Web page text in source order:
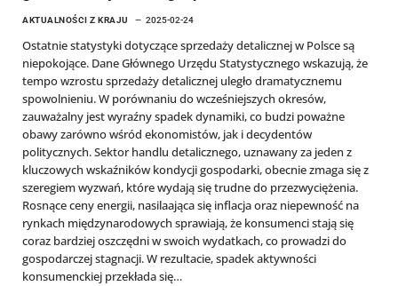
AKTUALNOŚCI Z KRAJU 2025-02-24
Ostatnie statystyki dotyczące sprzedaży detalicznej w Polsce są
niepokojące. Dane Głównego Urzędu Statystycznego wskazują, że
tempo wzrostu sprzedaży detalicznej uległo dramatycznemu
spowolnieniu. W porównaniu do wcześniejszych okresów,
zauważalny jest wyraźny spadek dynamiki, co budzi poważne
obawy zarówno wśród ekonomistów, jak i decydentów
politycznych. Sektor handlu detalicznego, uznawany za jeden z
kluczowych wskaźników kondycji gospodarki, obecnie zmaga się z
szeregiem wyzwań, które wydają się trudne do przezwyciężenia.
Rosnące ceny energii, nasilaająca się inflacja oraz niepewność na
rynkach międzynarodowych sprawiają, że konsumenci stają się
coraz bardziej oszczędni w swoich wydatkach, co prowadzi do
gospodarczej stagnacji. W rezultacie, spadek aktywności
konsumenckiej przekłada się…